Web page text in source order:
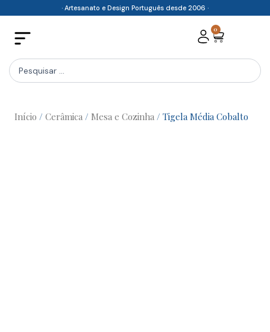
content
· Artesanato e Design Português desde 2006 ·
0
Cart
Search
...
Início / Cerâmica / Mesa e Cozinha / Tigela Média Cobalto